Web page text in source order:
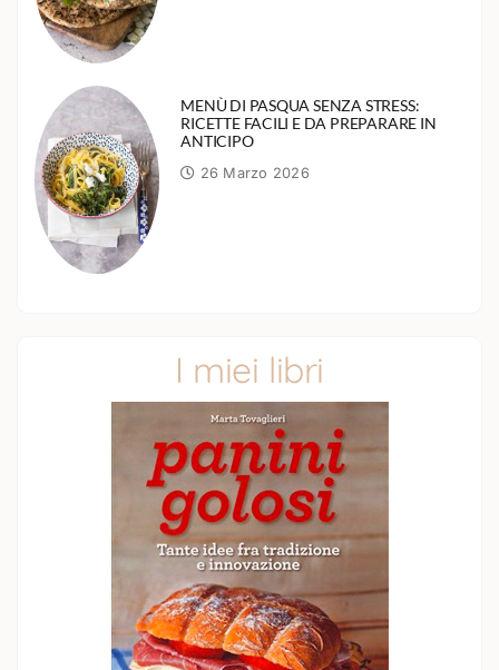
MENÙ DI PASQUA SENZA STRESS:
RICETTE FACILI E DA PREPARARE IN
ANTICIPO
26 Marzo 2026
I miei libri